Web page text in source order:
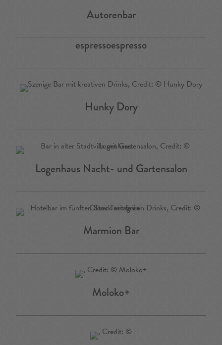
Autorenbar
espressoespresso
Hunky Dory
Logenhaus Nacht- und Gartensalon
Marmion Bar
Moloko+